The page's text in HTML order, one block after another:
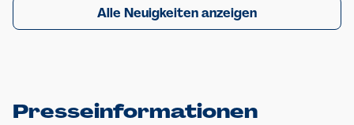
Alle Neuigkeiten anzeigen
Presseinformationen